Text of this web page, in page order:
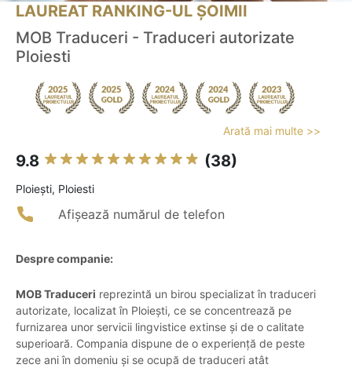
LAUREAT RANKING-UL ȘOIMII
MOB Traduceri - Traduceri autorizate
Ploiesti
Arată mai multe >>
9.8 (38)
Ploieşti, Ploiesti
Afișează numărul de telefon
Despre companie:
MOB Traduceri reprezintă un birou specializat în traduceri
autorizate, localizat în Ploiești, ce se concentrează pe
furnizarea unor servicii lingvistice extinse și de o calitate
superioară. Compania dispune de o experiență de peste
zece ani în domeniu și se ocupă de traduceri atât